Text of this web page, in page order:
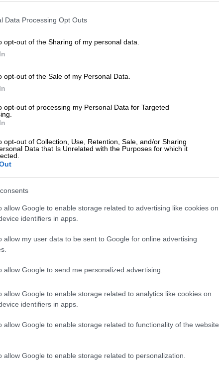
Data Processing Opt Outs
opt-out of the Sharing of my personal data.
opt-out of the Sale of my Personal Data.
opt-out of processing my Personal Data for Targeted
opt-out of Collection, Use, Retention, Sale, and/or Sharing
Data that Is Unrelated with the Purposes for which it
allow Google to enable storage related to advertising like cookies on
identifiers in apps.
allow my user data to be sent to Google for online advertising
allow Google to send me personalized advertising.
allow Google to enable storage related to analytics like cookies on
identifiers in apps.
allow Google to enable storage related to functionality of the website
allow Google to enable storage related to personalization.
είναι:
μου σάπιζε πάνω σε ένα κρεβάτι,
ανεμβολίαστοι υγειονομικοί
εισφορών περιόδων απασχόλησης
απαιτητών από 1ης.3.2020 έως
επαγγελματίες και εργοδότες,
την αντιμετώπιση της πανδημίας
οποτεδήποτε στις λίστες ΚΑΔ του
επιτηδευματίες και νομικά
πληγέντες από την
από τις 12 στις 72 δόσεις, των οφειλών
της πανδημίας, και αφορούν στις
του 2020 έως και Ιούνιο του 2021.
υποβάλλεται μέσω της ηλεκτρονικής
Ασφαλιστικών Οφειλών (Κ.Ε.Α.Ο.) ή